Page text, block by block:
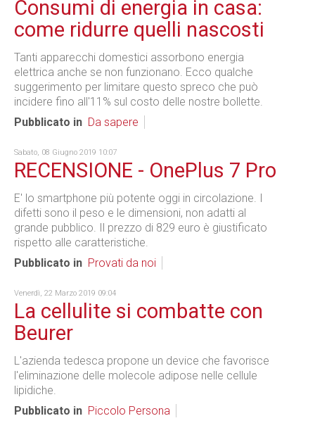
Consumi di energia in casa:
come ridurre quelli nascosti
Tanti apparecchi domestici assorbono energia
elettrica anche se non funzionano. Ecco qualche
suggerimento per limitare questo spreco che può
incidere fino all'11% sul costo delle nostre bollette.
Pubblicato in Da sapere
Sabato, 08 Giugno 2019 10:07
RECENSIONE - OnePlus 7 Pro
E' lo smartphone più potente oggi in circolazione. I
difetti sono il peso e le dimensioni, non adatti al
grande pubblico. Il prezzo di 829 euro è giustificato
rispetto alle caratteristiche.
Pubblicato in Provati da noi
Venerdì, 22 Marzo 2019 09:04
La cellulite si combatte con
Beurer
L'azienda tedesca propone un device che favorisce
l'eliminazione delle molecole adipose nelle cellule
lipidiche.
Pubblicato in Piccolo Persona